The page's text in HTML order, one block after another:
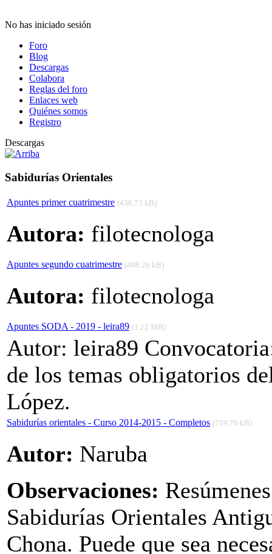
No has iniciado sesión
Foro
Blog
Descargas
Colabora
Reglas del foro
Enlaces web
Quiénes somos
Registro
Descargas
Sabidurías Orientales
Apuntes primer cuatrimestre (436.73 kB)
Autora: filotecnologa
Apuntes segundo cuatrimestre (488.26 kB)
Autora: filotecnologa
Apuntes SODA - 2019 - leira89 (1.22 MB)
Autor: leira89
de los temas obligatorios
López.
Sabidurías orientales - Curso 2014-2015 - Completos (759.70 kB)
Autor: Naruba
Observaciones:
Sabidurías Orientales
Chona. Puede que sea